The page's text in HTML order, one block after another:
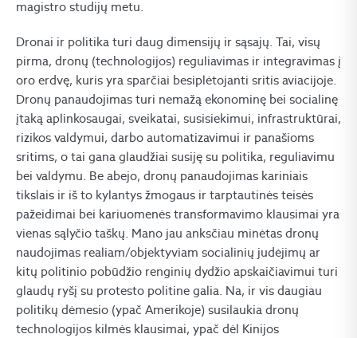
magistro studijų metu.
Dronai ir politika turi daug dimensijų ir sąsajų. Tai, visų
pirma, dronų (technologijos) reguliavimas ir integravimas į
oro erdvę, kuris yra sparčiai besiplėtojanti sritis aviacijoje.
Dronų panaudojimas turi nemažą ekonominę bei socialinę
įtaką aplinkosaugai, sveikatai, susisiekimui, infrastruktūrai,
rizikos valdymui, darbo automatizavimui ir panašioms
sritims, o tai gana glaudžiai susiję su politika, reguliavimu
bei valdymu. Be abejo, dronų panaudojimas kariniais
tikslais ir iš to kylantys žmogaus ir tarptautinės teisės
pažeidimai bei kariuomenės transformavimo klausimai yra
vienas sąlyčio taškų. Mano jau anksčiau minėtas dronų
naudojimas realiam/objektyviam socialinių judėjimų ar
kitų politinio pobūdžio renginių dydžio apskaičiavimui turi
glaudų ryšį su protesto politine galia. Na, ir vis daugiau
politikų dėmesio (ypač Amerikoje) susilaukia dronų
technologijos kilmės klausimai, ypač dėl Kinijos